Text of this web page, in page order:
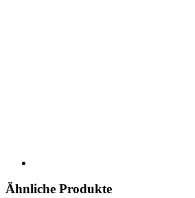
Ähnliche Produkte